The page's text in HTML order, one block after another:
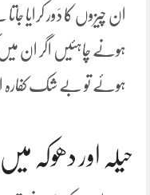
ان چیزوں کا دَور کرایا
ہونے چاہئیں اگر ان
ہوئے تو بے شک کفارہ
حیلہ اور دھوکہ